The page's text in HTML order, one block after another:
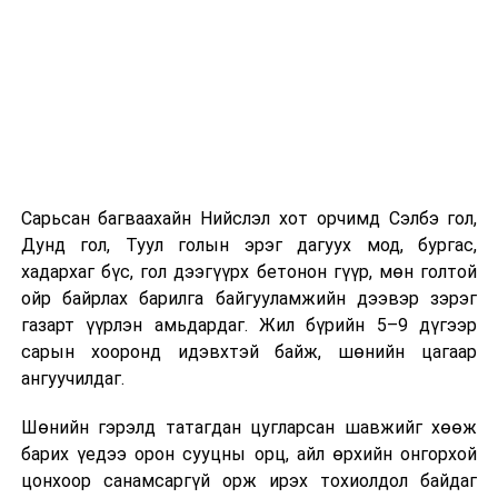
байна. Тус бүр нь 14,000 м³ нэрлэсэн багтаамжтай, 36
метрийн диаметр, 14.5 метрийн өндөртэй долоон
босоо ган сав барихаар төлөвлөсөн. Нийт хөрөнгө
оруулалтын хэмжээ 151.26 тэрбум төгрөг бөгөөд
жилийн 9 хувийн хүүтэй хөнгөлөлттэй зээлийн
хүрээнд арилжааны банкнаас 151.0 тэрбумын
санхүүжилт авсан байна. Газрын тосны
бүтээгдэхүүний агуулахын барилга угсралтын ажлын
гүйцэтгэл нь 40 хувьтай байгаа бөгөөд 2027 оны 12
дүгээр сарын 31-нд багтаан бүрэн ашиглалтад
оруулахаар төлөвлөснийг “Шунхлай” ХХК-ийн техник
Сарьсан багваахайн Нийслэл хот орчимд Сэлбэ гол,
Дунд гол, Туул голын эрэг дагуух мод, бургас,
хадархаг бүс, гол дээгүүрх бетонон гүүр, мөн голтой
ойр байрлах барилга байгууламжийн дээвэр зэрэг
газарт үүрлэн амьдардаг. Жил бүрийн 5–9 дүгээр
сарын хооронд идэвхтэй байж, шөнийн цагаар
ангуучилдаг.
Шөнийн гэрэлд татагдан цугларсан шавжийг хөөж
барих үедээ орон сууцны орц, айл өрхийн онгорхой
цонхоор санамсаргүй орж ирэх тохиолдол байдаг